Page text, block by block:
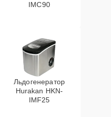
IMC90
Льдогенератор
Hurakan HKN-
IMF25